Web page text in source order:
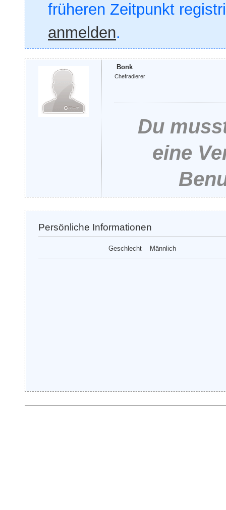
früheren Zeitpunkt
anmelden.
Bonk
Chefradierer
Du
eine
Persönliche Informationen
Geschlecht Männlich